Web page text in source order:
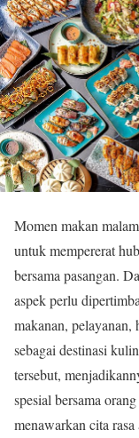
Momen makan
untuk mempererat
bersama pasangan.
aspek perlu
makanan,
sebagai destinasi
tersebut,
spesial bersama
menawarkan cita